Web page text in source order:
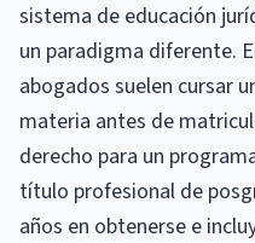
sistema de educación
un paradigma diferente.
abogados suelen cursar
materia antes de
derecho para un
título profesional de
años en obtenerse e